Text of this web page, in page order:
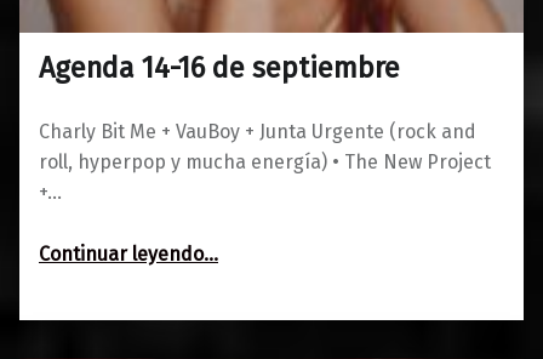
Agenda 14-16 de septiembre
Charly Bit Me + VauBoy + Junta Urgente (rock and
roll, hyperpop y mucha energía) • The New Project
+…
Continuar leyendo…
12/09/20230
Maravillas